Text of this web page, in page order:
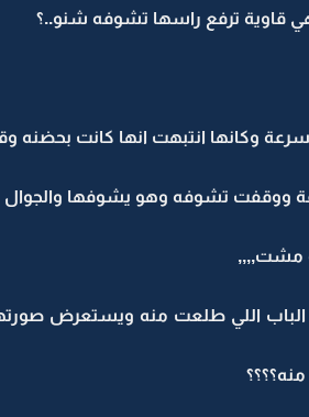
قاوية ترفع راسها تشوفه شنو..؟
وكانها انتبهت انها كانت بحضنه
ووقفت تشوفه وهو يشوفها والجوال
مشت,,,,
اللي طلعت منه ويستعرض صورتها